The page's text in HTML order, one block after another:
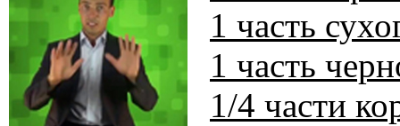
1 часть
1 часть
1/4 части